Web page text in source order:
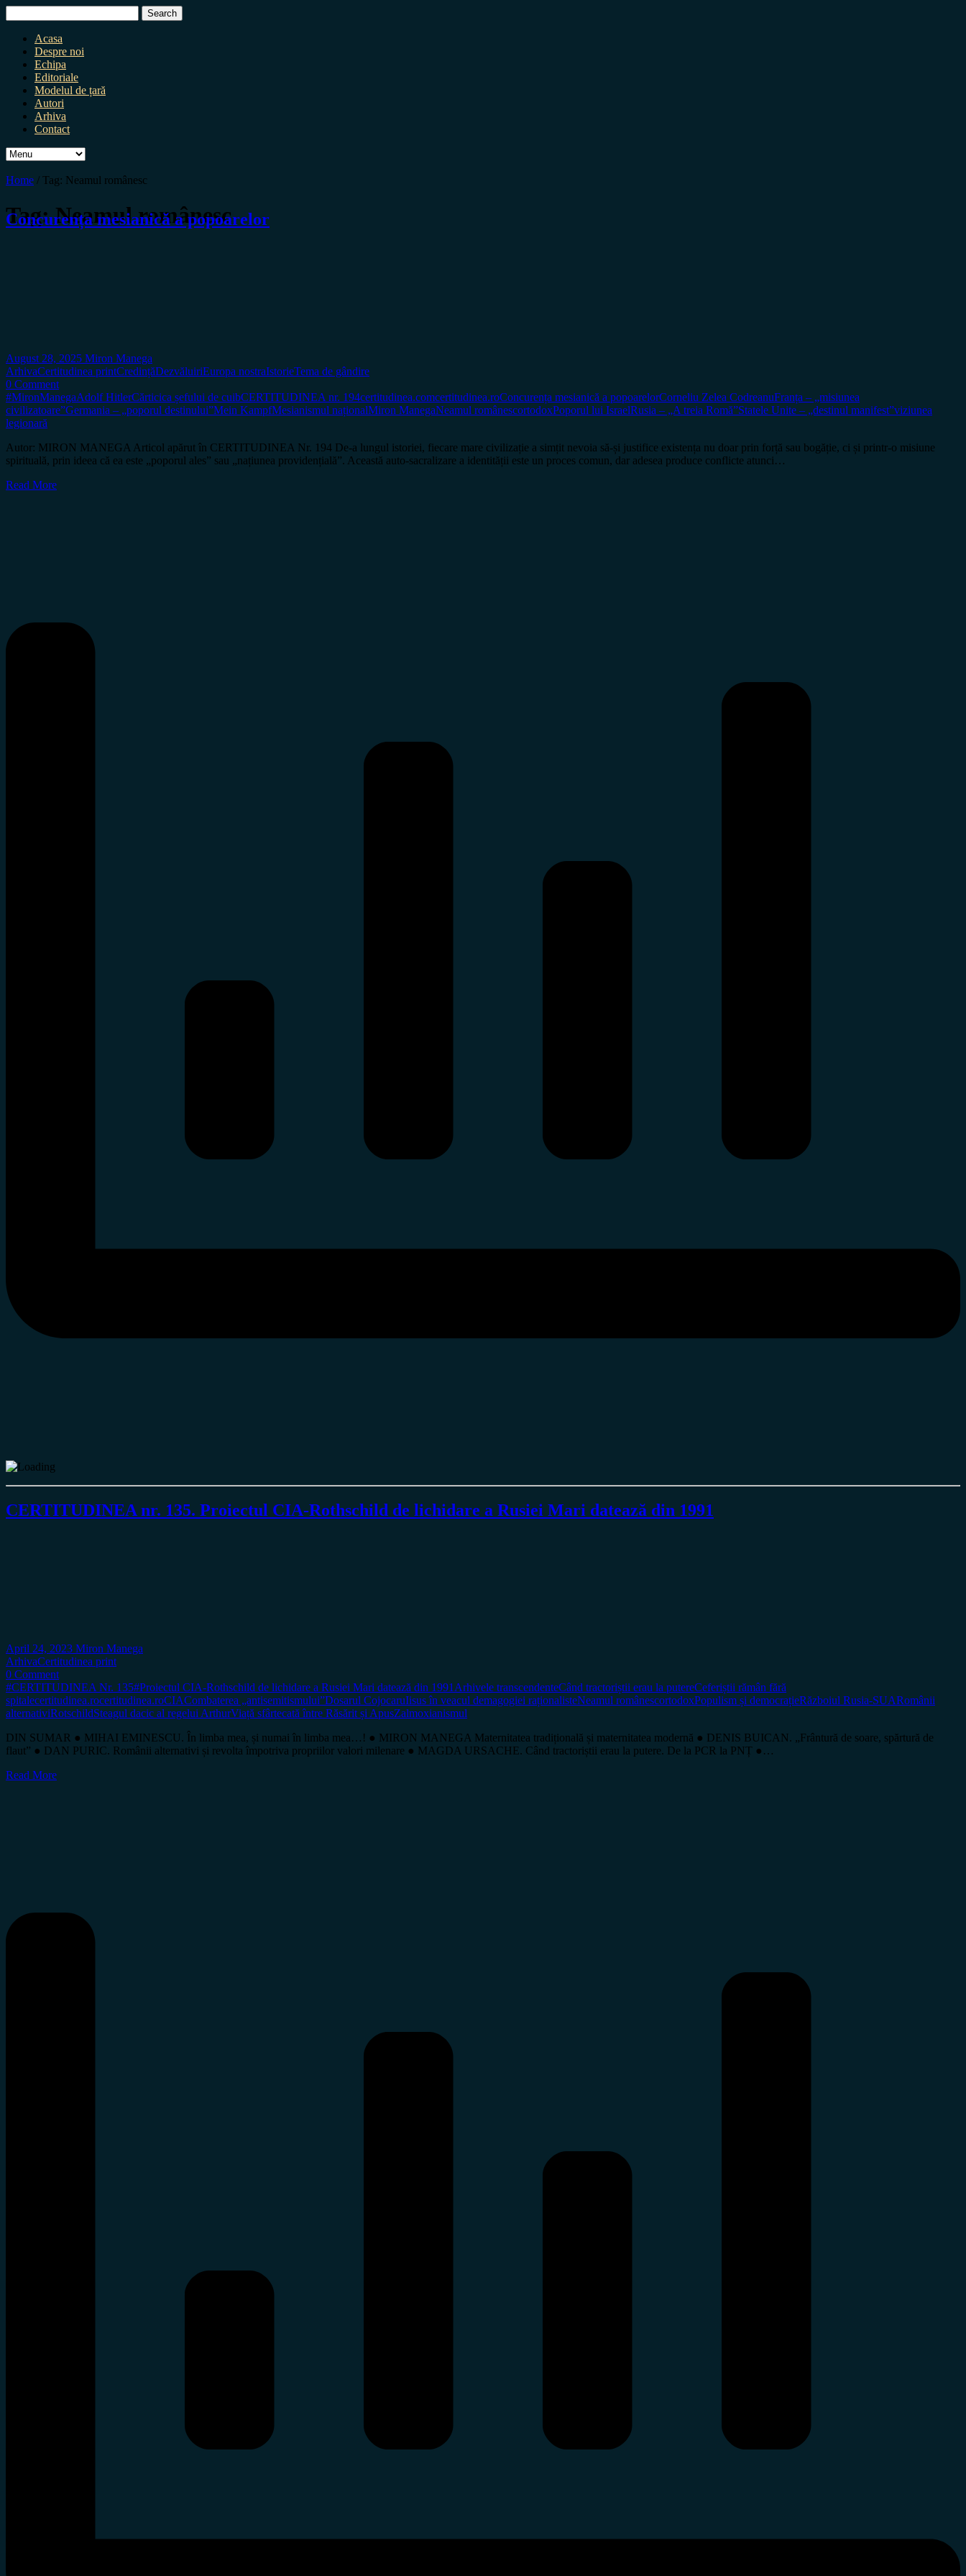
for:
Acasa
Despre noi
Echipa
Editoriale
Modelul de țară
Autori
Arhiva
Contact
Home / Tag: Neamul românesc
Tag:Neamul românesc
Concurența mesianică a popoarelor
August 28, 2025 Miron Manega
ArhivaCertitudinea printCredințăDezvăluiriEuropa nostraIstorieTema de gândire
0 Comment
#MironManegaAdolf HitlerCărticica șefului de cuibCERTITUDINEA nr. 194certitudinea.comcertitudinea.roConcurența mesianică a popoarelorCorneliu Zelea CodreanuFranța – „misiunea
civilizatoare”Germania – „poporul destinului”Mein KampfMesianismul naționalMiron ManegaNeamul românescortodoxPoporul lui IsraelRusia – „A treia Romă”Statele Unite – „destinul manifest”viziunea
legionară
Autor: MIRON MANEGA Articol apărut în CERTITUDINEA Nr. 194 De-a lungul istoriei, fiecare mare civilizație a simțit nevoia să-și justifice existența nu doar prin forță sau bogăție, ci și printr-o misiune
spirituală, prin ideea că ea este „poporul ales” sau „națiunea providențială”. Această auto-sacralizare a identității este un proces comun, dar adesea produce conflicte atunci…
Read More
CERTITUDINEA nr. 135. Proiectul CIA-Rothschild de lichidare a Rusiei Mari datează din 1991
April 24, 2023 Miron Manega
ArhivaCertitudinea print
0 Comment
#CERTITUDINEA Nr. 135#Proiectul CIA-Rothschild de lichidare a Rusiei Mari datează din 1991 Arhivele transcendenteCând tractoriștii erau la putereCeferiștii rămân fără
spitalecertitudinea.rocertitudinea.roCIACombaterea „antisemitismului”Dosarul CojocaruIisus în veacul demagogiei raționalisteNeamul românescortodoxPopulism și democrațieRăzboiul Rusia-SUARomânii
alternativiRotschildSteagul dacic al regelui ArthurViață sfârtecată între Răsărit și ApusZalmoxianismul
DIN SUMAR ● MIHAI EMINESCU. În limba mea, și numai în limba mea…! ● MIRON MANEGA Maternitatea tradițională și maternitatea modernă ● DENIS BUICAN. „Frântură de soare, spărtură de
flaut” ● DAN PURIC. Românii alternativi și revolta împotriva propriilor valori milenare ● MAGDA URSACHE. Când tractoriștii erau la putere. De la PCR la PNȚ ●…
Read More